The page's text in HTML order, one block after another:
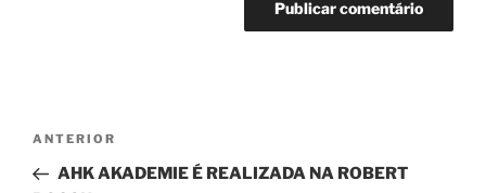
Navegação
Post
anterior
ANTERIOR
AHK AKADEMIE É REALIZADA NA ROBERT